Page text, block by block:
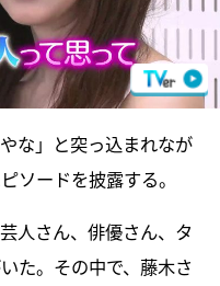
な」と突っ込まれなが
ソードを披露する。
人さん、俳優さん、タ
た。その中で、藤木さ